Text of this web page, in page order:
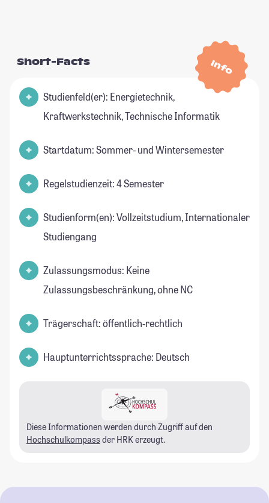
Info
Short-Facts
Studienfeld(er): Energietechnik,
Kraftwerkstechnik, Technische Informatik
Startdatum: Sommer- und Wintersemester
Regelstudienzeit: 4 Semester
Studienform(en): Vollzeitstudium, Internationaler
Studiengang
Zulassungsmodus: Keine
Zulassungsbeschränkung, ohne NC
Trägerschaft: öffentlich-rechtlich
Hauptunterrichtssprache: Deutsch
Diese Informationen werden durch Zugriff auf den
Hochschulkompass der HRK erzeugt.